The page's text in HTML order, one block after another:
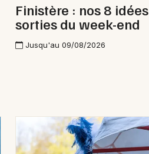
Finistère : nos 8 idées
sorties du week-end
Jusqu'au 09/08/2026